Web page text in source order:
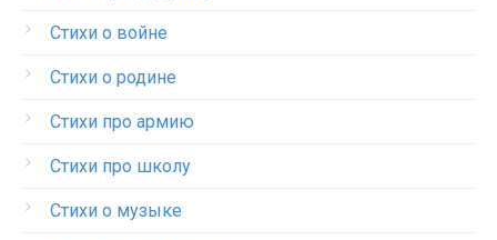
Стихи о войне
Стихи о родине
Стихи про армию
Стихи про школу
Стихи о музыке